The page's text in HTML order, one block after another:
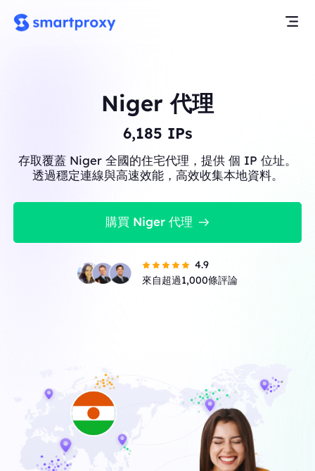
Niger 代理
6,185 IPs
存取覆蓋 Niger 全國的住宅代理，提供 個 IP 位址。
透過穩定連線與高速效能，高效收集本地資料。
購買 Niger 代理
4.9
來自超過1,000條評論